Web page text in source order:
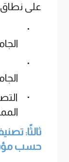
على
·
·
·
ثالثًا:
حسب مؤشر